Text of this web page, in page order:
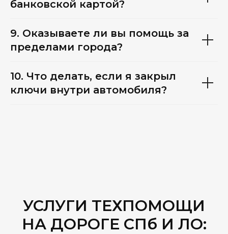
банковской картой?
9. Оказываете ли вы помощь за
пределами города?
10. Что делать, если я закрыл
ключи внутри автомобиля?
УСЛУГИ ТЕХПОМОЩИ
НА ДОРОГЕ СПб И ЛО: